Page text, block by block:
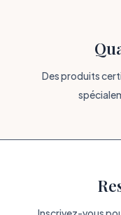
Des produits